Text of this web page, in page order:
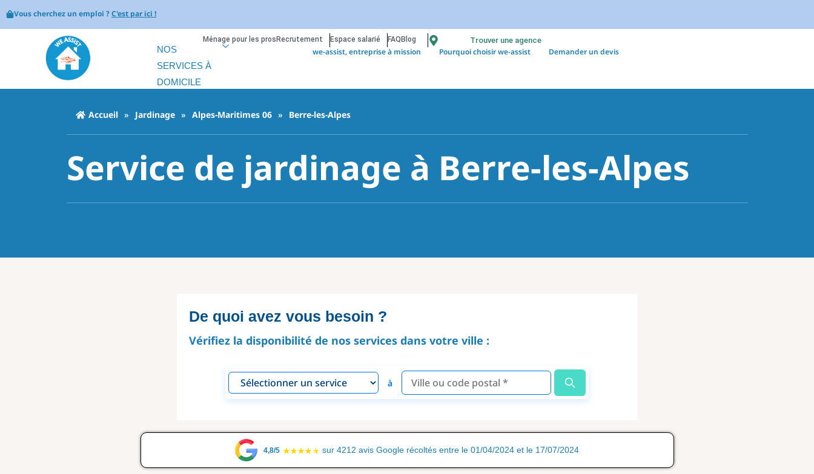
Vous cherchez un emploi ?C'est par ici !
Ménage pour les pros Recrutement Espace salarié FAQ Blog Trouver une agence
NOS
SERVICES À
DOMICILE
we-assist, entreprise à mission Pourquoi choisir we-assist Demander un devis
Accueil » Jardinage » Alpes-Maritimes 06 » Berre-les-Alpes
Service de jardinage à Berre-les-Alpes
De quoi avez vous besoin ?
Vérifiez la disponibilité de nos services dans votre ville :
à
4,8/5 sur 4212 avis Google récoltés entre le 01/04/2024 et le 17/07/2024